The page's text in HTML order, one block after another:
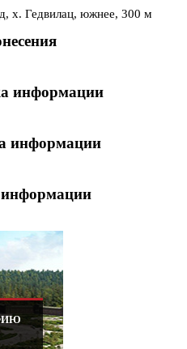
х. Гедвилац, южнее, 300 м
информации
информации
информации